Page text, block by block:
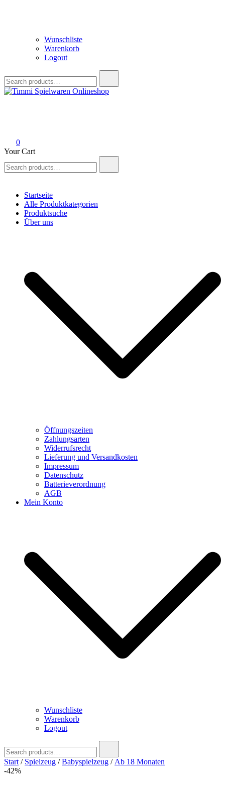
Wunschliste
Warenkorb
Logout
for:
0
Your Cart
for:
Startseite
Alle Produktkategorien
Produktsuche
Über uns
Öffnungszeiten
Zahlungsarten
Widerrufsrecht
Lieferung und Versandkosten
Impressum
Datenschutz
Batterieverordnung
AGB
Mein Konto
Wunschliste
Warenkorb
Logout
for:
Start / Spielzeug /Babyspielzeug / Ab 18 Monaten
-42%